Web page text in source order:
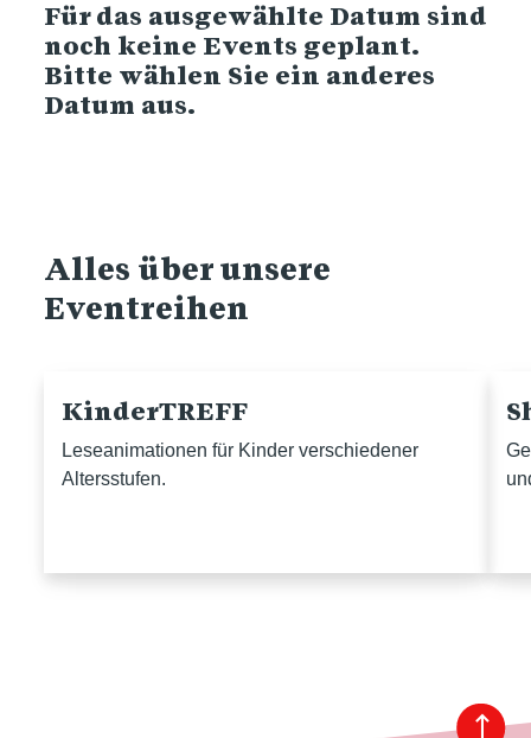
Für das ausgewählte Datum sind
noch keine Events geplant.
Bitte wählen Sie ein anderes
Datum aus.
Alles über unsere
Eventreihen
KinderTREFF
Leseanimationen für Kinder verschiedener
Altersstufen.